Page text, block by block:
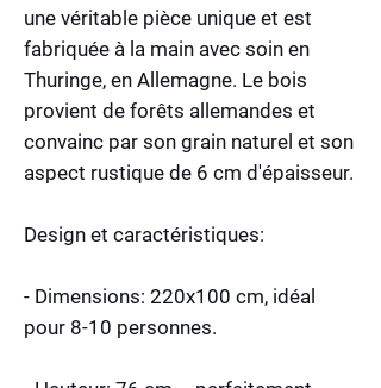
une véritable pièce unique et est
fabriquée à la main avec soin en
Thuringe, en Allemagne. Le bois
provient de forêts allemandes et
convainc par son grain naturel et son
aspect rustique de 6 cm d'épaisseur.
Design et caractéristiques:
- Dimensions: 220x100 cm, idéal
pour 8-10 personnes.